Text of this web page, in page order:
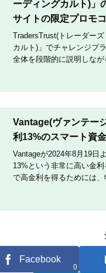
ーディングカルト)」
サイトの限定プロモ
TradersTrust(トレーダー
カルト)」でチャレンジプ
全体を段階的に説明しな
Vantage(ヴァンテー
利13%のスマート資
Vantageが2024年8月19日
13%という非常に高い金
で高金利を得るためには
Facebook
0